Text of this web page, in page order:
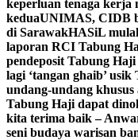
keperluan tenaga kerja
keduaUNIMAS, CIDB
di SarawakHASiL
laporan RCI Tabung
pendeposit Tabung
lagi ‘tangan ghaib’
undang-undang
Tabung Haji dapat
kita terima baik –
seni budaya warisan